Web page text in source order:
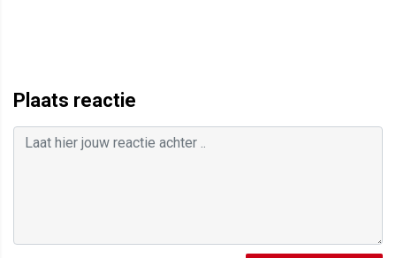
Plaats reactie